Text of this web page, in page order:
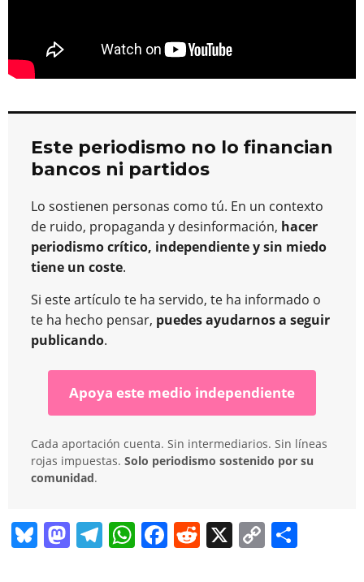
Este periodismo no lo financian
bancos ni partidos
Lo sostienen personas como tú. En un contexto
de ruido, propaganda y desinformación, hacer
periodismo crítico, independiente y sin miedo
tiene un coste.
Si este artículo te ha servido, te ha informado o
te ha hecho pensar, puedes ayudarnos a seguir
publicando.
Apoya este medio independiente
Cada aportación cuenta. Sin intermediarios. Sin líneas
rojas impuestas. Solo periodismo sostenido por su
comunidad.
Bl M T W F R X C